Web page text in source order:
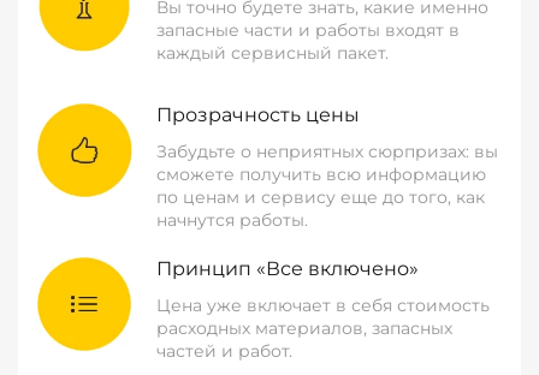
Вы точно будете знать, какие именно
запасные части и работы входят в
каждый сервисный пакет.
Прозрачность цены
Забудьте о неприятных сюрпризах: вы
сможете получить всю информацию
по ценам и сервису еще до того, как
начнутся работы.
Принцип «Все включено»
Цена уже включает в себя стоимость
расходных материалов, запасных
частей и работ.